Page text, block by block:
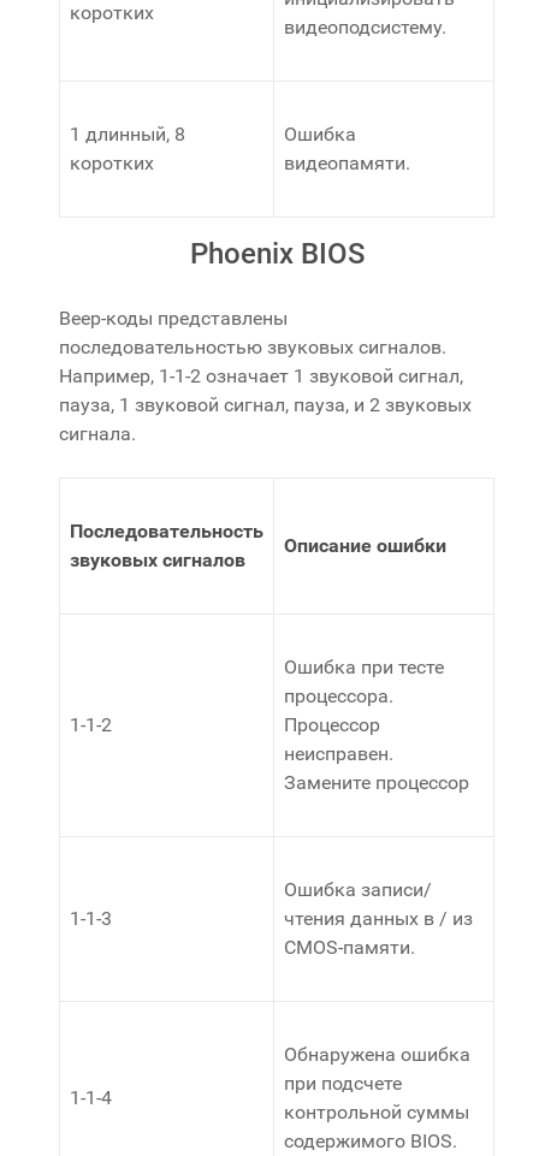
коротких
видеоподсистему.
1 длинный, 8
коротких
Ошибка
видеопамяти.
Phoenix BIOS
Beep-коды представлены
последовательностью звуковых сигналов.
Например, 1-1-2 означает 1 звуковой сигнал,
пауза, 1 звуковой сигнал, пауза, и 2 звуковых
сигнала.
Последовательность
звуковых сигналов
Описание ошибки
1-1-2
Ошибка при тесте
процессора.
Процессор
неисправен.
Замените процессор
1-1-3
Ошибка записи/
чтения данных в / из
CMOS-памяти.
1-1-4
Обнаружена ошибка
при подсчете
контрольной суммы
содержимого BIOS.